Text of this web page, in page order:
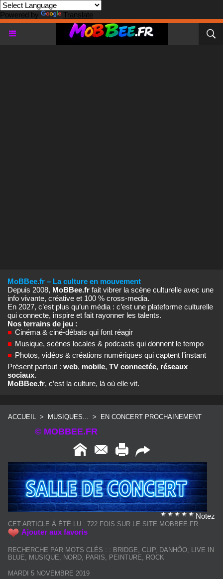
Powered by Translate
MoBBee.fr – La culture en mouvement
Depuis 2008, MoBBee.fr fait vibrer la scène culturelle avec une
info vivante, créative et 100 % cross‑media.
En 2027, c’est plus qu’un média : c’est une plateforme culturelle
qui connecte, inspire et fait rayonner les talents.
Nos terrains de jeu :
■ Cinéma & ciné‑débats qui font réagir
■ Musique, scènes locales & podcasts qui donnent le tempo
■ Photos, vidéos & créations numériques qui captent l’instant
Présent partout : web, mobile, TV connectée, réseaux
sociaux.
MoBBee.fr, c’est la culture, là où elle vit.
ACCUEIL > MUSIQUES... > EN CONCERT PROCHAINEMENT
© MOBBEE.FR
Notez
CET ARTICLE À ÉTÉ LU : 722 FOIS SUR LE SITE MOBBEE.FR
Ajouter aux favoris
RECHERCHE PAR MOTS CLÉS : : BRIDGE CLIP, DANHÔO LIVE IN
BLUE
MUSIQUE NORD PARIS PEINTURE ROCK
MARDI 5 NOVEMBRE 2019